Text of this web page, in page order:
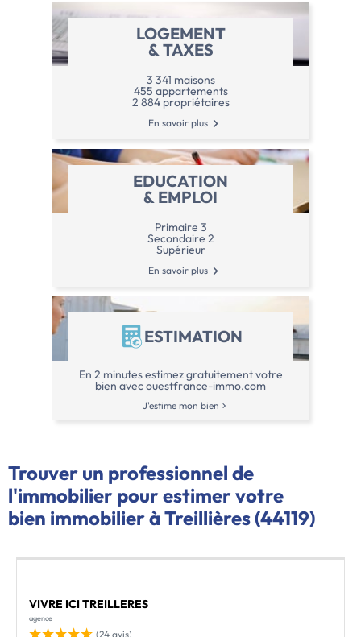
accessibilité vers les principaux axesCe
qu'il faut retenir des avantages […] Voir le
programme immobilier neuf >>
LOGEMENT
& TAXES
3 341 maisons
455 appartements
2 884 propriétaires
En savoir plus
EDUCATION
& EMPLOI
Primaire 3
Secondaire 2
Supérieur
En savoir plus
ESTIMATION
En 2 minutes estimez gratuitement votre
bien avec ouestfrance-immo.com
J'estime mon bien
Trouver un professionnel de
l'immobilier pour estimer votre
bien immobilier à Treillières (44119)
VIVRE ICI TREILLERES
agence
(24 avis)